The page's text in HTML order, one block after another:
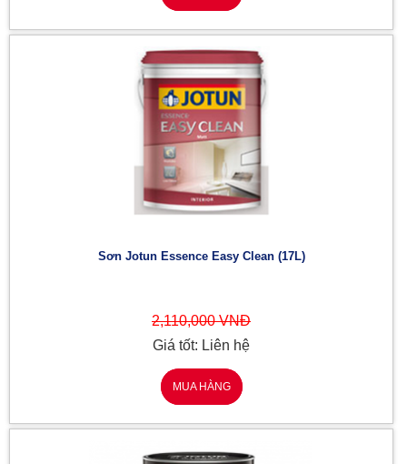
Sơn Jotun Essence Easy Clean (17L)
2,110,000 VNĐ
Giá tốt: Liên hệ
MUA HÀNG